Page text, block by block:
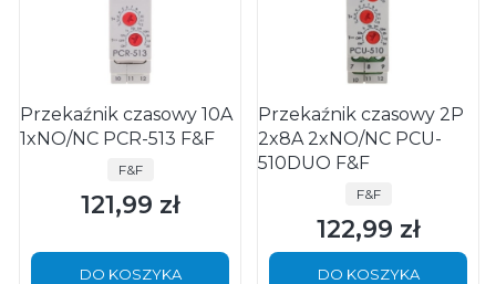
Przekaźnik czasowy 10A
1xNO/NC PCR-513 F&F
PRODUCENT
F&F
Cena
121,99 zł
DO KOSZYKA
Przekaźnik czasowy 2P
2x8A 2xNO/NC PCU-
510DUO F&F
PRODUCENT
F&F
Cena
122,99 zł
DO KOSZYKA